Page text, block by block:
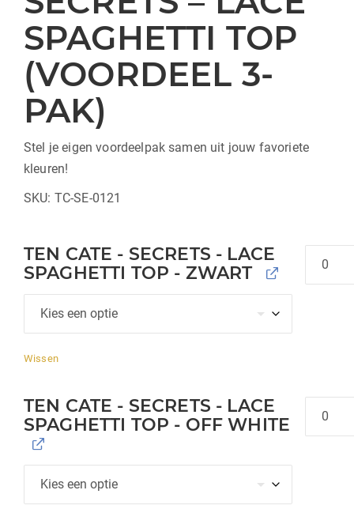
SPAGHETTI TOP
(VOORDEEL 3-
PAK)
Stel je eigen voordeelpak samen uit jouw favoriete
kleuren!
SKU: TC-SE-0121
TEN CATE - SECRETS - LACE
SPAGHETTI TOP - ZWART
Wissen
TEN CATE - SECRETS - LACE
SPAGHETTI TOP - OFF WHITE